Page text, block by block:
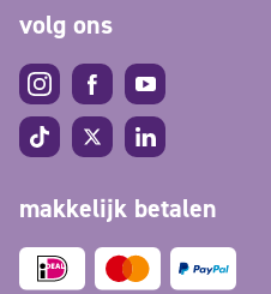
volg ons
makkelijk betalen